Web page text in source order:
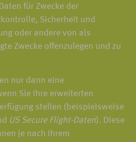
für Zwecke der
Sicherheit und
oder andere von als
Zwecke offenzulegen und zu
nur dann eine
Sie Ihre erweiterten
stellen (beispielsweise
US Secure Flight-Daten). Diese
je nach Ihrem